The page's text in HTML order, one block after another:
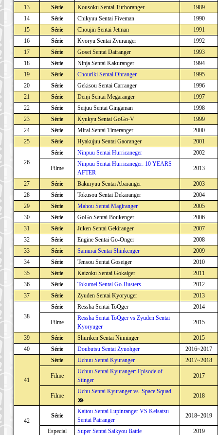
13
Série Kousoku Sentai Turboranger
1989
14
Série Chikyuu Sentai Fiveman
1990
15
Série Choujin Sentai Jetman
1991
16
Série Kyoryu Sentai Zyuranger
1992
17
Série Gosei Sentai Dairanger
1993
18
Série Ninja Sentai Kakuranger
1994
19
Série Chouriki Sentai Ohranger
1995
20
Série Gekisou Sentai Carranger
1996
21
Série Denji Sentai Megaranger
1997
22
Série Seijuu Sentai Gingaman
1998
23
Série Kyukyu Sentai GoGo-V
1999
24
Série Mirai Sentai Timeranger
2000
25
Série Hyakujuu Sentai Gaoranger 2001
26
Série Ninpuu Sentai Hurricaneger 2002
Filme
Ninpuu Sentai Hurricaneger: 10 YEARS
AFTER
2013
27 Série Bakuryuu Sentai Abaranger
2003
28
Série Tokusou Sentai Dekaranger
2004
29
Série Mahou Sentai Magiranger
2005
30
Série GoGo Sentai Boukenger
2006
31
Série Juken Sentai Gekiranger
2007
32
Série Engine Sentai Go-Onger
2008
33
Série Samurai Sentai Shinkenger
2009
34
Série Tensou Sentai Goseiger
2010
35
Série Kaizoku Sentai Gokaiger
2011
36
Série Tokumei Sentai Go-Busters
2012
37
Série Zyuden Sentai Kyoryuger 2013
38
Série Ressha Sentai ToQger 2014
Filme
Ressha Sentai ToQger vs Zyuden Sentai
Kyoryuger
2015
39 Série Shuriken Sentai Ninninger
2015
40
Série Doubutsu Sentai Zyuohger 2016~2017
41
Série Uchuu Sentai Kyuranger 2017~2018
Filme
Uchuu Sentai Kyuranger: Episode of
Stinger
2017
Filme
Uchu Sentai Kyuranger vs. Space Squad
2018
42
Série
Kaitou Sentai Lupinranger VS Keisatsu
Sentai Patranger
2018~2019
Especial Super Sentai Saikyou Battle
2019